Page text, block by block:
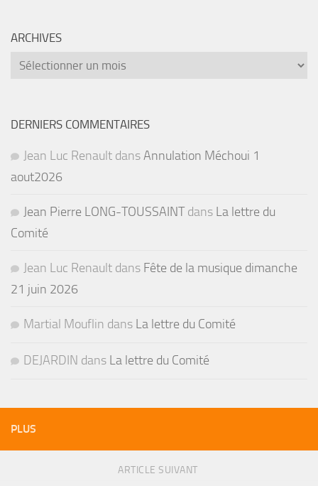
ARCHIVES
Archives
DERNIERS COMMENTAIRES
Jean Luc Renault dansAnnulation Méchoui 1
aout2026
Jean Pierre LONG-TOUSSAINTdans La lettre du
Comité
Jean Luc Renault dans Fête de la musique dimanche
21 juin 2026
Martial Mouflin dans La lettre du Comité
DEJARDIN dans La lettre du Comité
PLUS
ARTICLE SUIVANT